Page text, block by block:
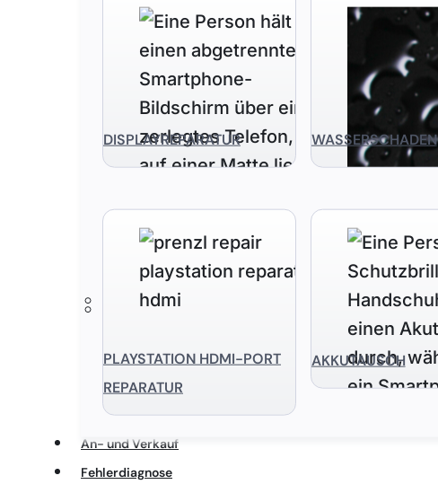
DISPLAYREPARATUR WASSERSCHADEN
PLAYSTATION HDMI-PORT
REPARATUR
AKKUTAUSCH
An- und Verkauf
Fehlerdiagnose